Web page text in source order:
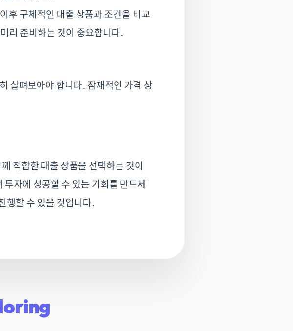
후 구체적인 대출 상품과 조건을 비교
리 준비하는 것이 중요합니다.
살펴보아야 합니다. 잠재적인 가격 상
적합한 대출 상품을 선택하는 것이
자에 성공할 수 있는 기회를 만드세
행할 수 있을 것입니다.